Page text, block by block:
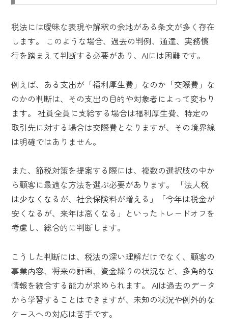
税法には曖昧な表現や解釈の余地がある条文が多く存在
します。 このような場合、過去の判例、通達、実務慣
行を踏まえて判断する必要があり、AIには困難です。
例えば、ある支出が「福利厚生費」なのか「交際費」な
のかの判断は、その支出の目的や対象者によって変わり
ます。 社員全員に支給する場合は福利厚生費、特定の
取引先に対する場合は交際費となりますが、その境界線
は明確ではありません。
また、節税対策を提案する際には、複数の選択肢の中か
ら顧客に最適な方法を選ぶ必要があります。 「法人税
は少なくなるが、社会保険料が増える」「今年は税金が
安くなるが、来年は高くなる」といったトレードオフを
考慮し、総合的に判断します。
こうした判断には、税法の深い理解だけでなく、顧客の
事業内容、将来の計画、資金繰りの状況など、多角的な
情報を統合する能力が求められます。 AIは過去のデータ
から学習することはできますが、未知の状況や例外的な
ケースへの対応は苦手です。